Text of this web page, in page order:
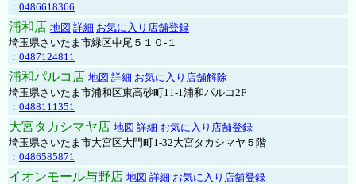
： 0486618366
浦和店 地図 詳細 お気に入り店舗登録
埼玉県さいたま市緑区中尾５１０-１
： 0487124811
浦和パルコ店 地図 詳細 お気に入り店舗解除
埼玉県さいたま市浦和区東高砂町11-1浦和パルコ2F
： 0488111351
大宮タカシマヤ店 地図 詳細 お気に入り店舗登録
埼玉県さいたま市大宮区大門町1-32大宮タカシマヤ５階
： 0486585871
イオンモール与野店 地図 詳細 お気に入り店舗登録